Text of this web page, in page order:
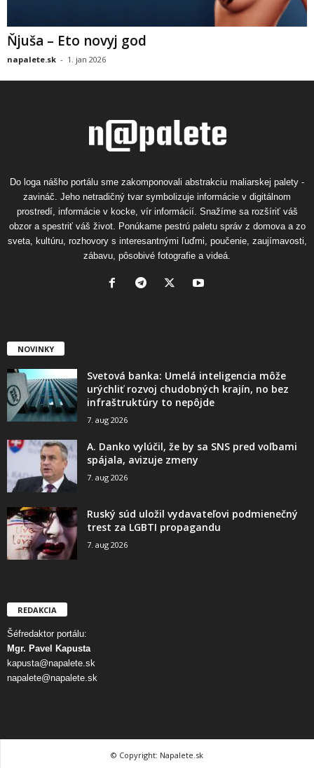
Ňjuša – Eto novyj god
napalete.sk - 1. jan 2026
Do loga nášho portálu sme zakomponovali abstrakciu maliarskej palety -
zavináč. Jeho netradičný tvar symbolizuje informácie v digitálnom
prostredí, informácie v kocke, vír informácií. Snažíme sa rozšíriť váš
obzor a spestriť váš život. Ponúkame pestrú paletu správ z domova a zo
sveta, kultúru, rozhovory s interesantnými ľuďmi, poučenie, zaujímavosti,
zábavu, pôsobivé fotografie a videá.
NOVINKY
Svetová banka: Umelá inteligencia môže
urýchliť rozvoj chudobných krajín, no bez
infraštruktúry to nepôjde
7. aug 2026
A. Danko vylúčil, že by sa SNS pred voľbami
spájala, avizuje zmeny
7. aug 2026
Ruský súd uložil vydavateľovi podmienečný
trest za LGBTI propagandu
7. aug 2026
REDAKCIA
Šéfredaktor portálu:
Mgr. Pavel Kapusta
kapusta@napalete.sk
napalete@napalete.sk
© Copyright: Napalete.sk